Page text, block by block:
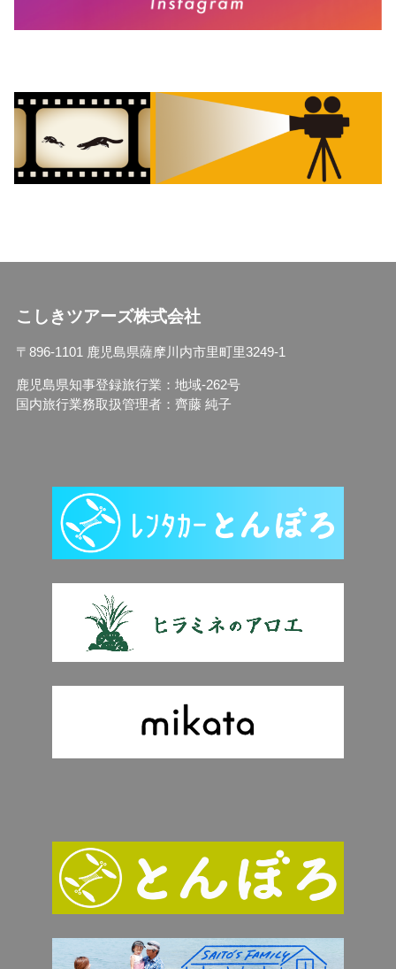
こしきツアーズ株式会社
〒896-1101 鹿児島県薩摩川内市里町里3249-1
鹿児島県知事登録旅行業：地域-262号
国内旅行業務取扱管理者：齊藤 純子